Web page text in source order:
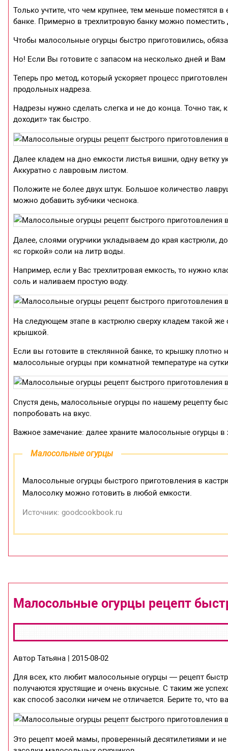
Только учтите, что чем крупнее, тем меньше поместятся
банке. Примерно в трехлитровую банку можно поместить
Чтобы малосольные огурцы быстро приготовились,
Но! Если Вы готовите с запасом на несколько дней и
Теперь про метод, который ускоряет процесс
продольных надреза.
Надрезы нужно сделать слегка и не до конца. Точно
доходит» так быстро.
Далее кладем на дно емкости листья вишни, одну ветку
Аккуратно с лавровым листом.
Положите не более двух штук. Большое количество
можно добавить зубчики чеснока.
Далее, слоями огурчики укладываем до края кастрюли,
«с горкой» соли на литр воды.
Например, если у Вас трехлитровая емкость, то нужно
соль и наливаем простую воду.
На следующем этапе в кастрюлю сверху кладем такой
крышкой.
Если вы готовите в стеклянной банке, то крышку
малосольные огурцы при комнатной температуре на
Спустя день, малосольные огурцы по нашему рецепту
попробовать на вкус.
Важное замечание: далее храните малосольные огурцы
Малосольные огурцы
Малосольные огурцы быстрого приготовления в
Малосолку можно готовить в любой емкости.
Источник: goodcookbook.ru
Малосольные огурцы рецепт
Автор Татьяна | 2015-08-02
Для всех, кто любит малосольные огурцы — рецепт
получаются хрустящие и очень вкусные. С таким же
как способ засолки ничем не отличается. Берите то, что
Это рецепт моей мамы, проверенный десятилетиями и